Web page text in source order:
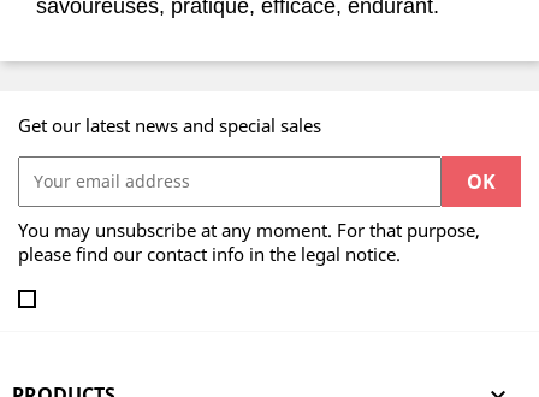
savoureuses, pratique, efficace, endurant.
Get our latest news and special sales
You may unsubscribe at any moment. For that purpose,
please find our contact info in the legal notice.